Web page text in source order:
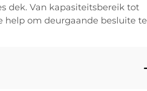
dek. Van kapasiteitsbereik tot
om deurgaande besluite